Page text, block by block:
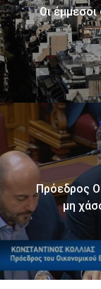
Οι έμμεσοι
Πρόεδρος
μη